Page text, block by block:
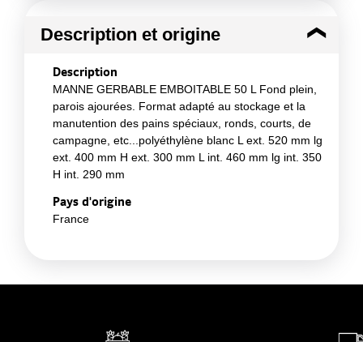
Description et origine
Description
MANNE GERBABLE EMBOITABLE 50 L Fond plein,
parois ajourées. Format adapté au stockage et la
manutention des pains spéciaux, ronds, courts, de
campagne, etc...polyéthylène blanc L ext. 520 mm lg
ext. 400 mm H ext. 300 mm L int. 460 mm lg int. 350
H int. 290 mm
Pays d'origine
France